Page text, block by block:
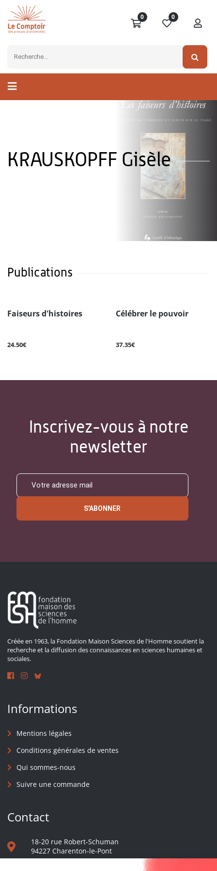
0 0
KRAUSKOPFF Gisèle
Publications
Faiseurs d'histoires
24.50€
Célébrer le pouvoir
37.35€
Inscrivez-vous à notre
newsletter
S'ABONNER
Créée en 1963, la Fondation Maison Sciences de l'Homme soutient la
recherche et la diffusion des connaissances en sciences humaines et
sociales.
Informations
Mentions légales
Conditions générales de ventes
Qui sommes-nous
Suivre une commande
Contact
18-20 rue Robert-Schuman
94227 Charenton-le-Pont